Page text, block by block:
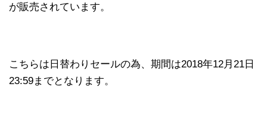
が販売されています。
こちらは日替わりセールの為、期間は2018年12月21日
23:59までとなります。